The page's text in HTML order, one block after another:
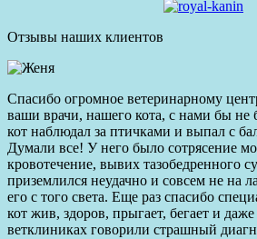
Отзывы наших клиентов
Спасибо огромное ветеринарному
ваши врачи, нашего кота, с нами бы
кот наблюдал за птичками и выпал с
Думали все! У него было сотрясение
кровотечение, вывих тазобедренного
приземлился неудачно и совсем не на
его с того света. Еще раз спасибо
кот жив, здоров, прыгает, бегает и
ветклиниках говорили страшный